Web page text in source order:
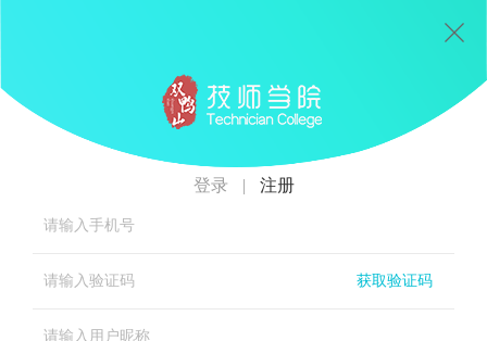
登录 | 注册
获取验证码